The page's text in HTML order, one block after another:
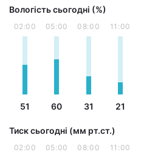
Вологість сьогодні (%)
02:00
51
05:00
60
08:00
31
11:00
21
Тиск сьогодні (мм рт.ст.)
02:00 05:00 08:00 11:00